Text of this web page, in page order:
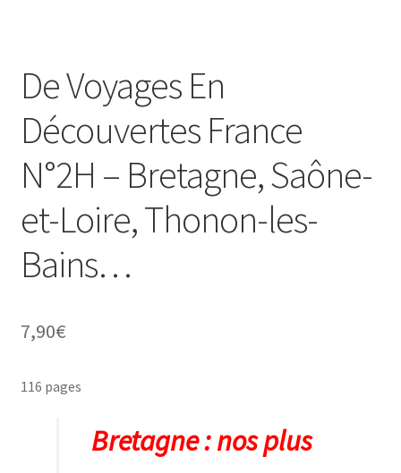
De Voyages En
Découvertes France
N°2H – Bretagne, Saône-
et-Loire, Thonon-les-
Bains…
7,90€
116 pages
Bretagne : nos plus